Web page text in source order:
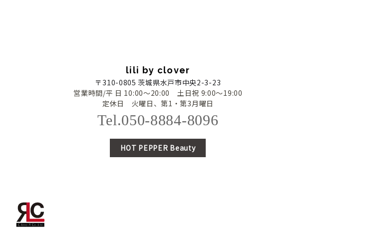
lili by clover
〒310-0805 茨城県水戸市中央2-3-23
営業時間/平 日 10:00〜20:00 土日祝 9:00〜19:00
定休日 火曜日、第1・第3月曜日
Tel.050-8884-8096
HOT PEPPER Beauty